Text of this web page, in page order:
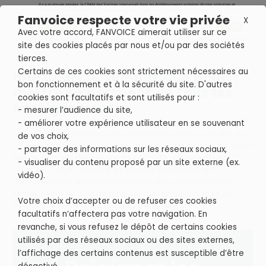
Une analyse sémantique pour
mettre en perspective tous les
enseignements
La fin du projet résonnera avec le temps de l’analyse. En effet, à la
fin de la campagne, ce sont des centaines de verbatim qui seront
passés au crible de l’intelligence artificielle développée par
FANVOICE. L’enjeu : identifier les attentes des assurés qui
convergent pour agir en conséquence. Si la démarche vous
campagne sonnera aux 12 coups de minuit, le 31.
X
Fanvoice respecte votre vie privée
Avec votre accord, FANVOICE aimerait utiliser sur ce
site des cookies placés par nous et/ou par des sociétés
tierces.
Certains de ces cookies sont strictement nécessaires au
bon fonctionnement et à la sécurité du site. D'autres
cookies sont facultatifs et sont utilisés pour :
- mesurer l’audience du site,
- améliorer votre expérience utilisateur en se souvenant
de vos choix,
- partager des informations sur les réseaux sociaux,
- visualiser du contenu proposé par un site externe (ex.
vidéo).
Votre choix d’accepter ou de refuser ces cookies
facultatifs n’affectera pas votre navigation. En
revanche, si vous refusez le dépôt de certains cookies
utilisés par des réseaux sociaux ou des sites externes,
l’affichage des certains contenus est susceptible d’être